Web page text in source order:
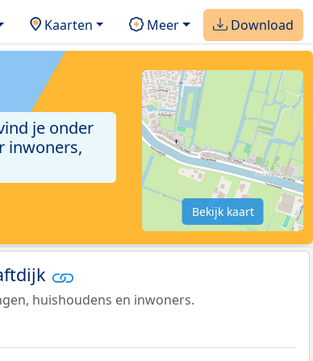
Kaarten Meer Download
je onder
inwoners,
Bekijk kaart
huishoudens en inwoners.